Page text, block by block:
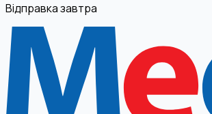
Відправка завтра